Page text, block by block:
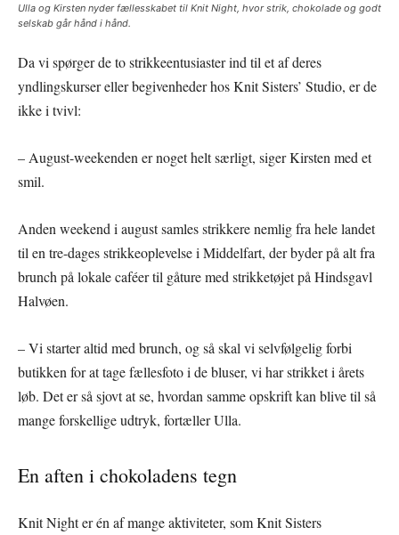
Ulla og Kirsten nyder fællesskabet til Knit Night, hvor strik, chokolade og godt
selskab går hånd i hånd.
Da vi spørger de to strikkeentusiaster ind til et af deres
yndlingskurser eller begivenheder hos Knit Sisters’ Studio, er de
ikke i tvivl:
– August-weekenden er noget helt særligt, siger Kirsten med et
smil.
Anden weekend i august samles strikkere nemlig fra hele landet
til en tre-dages strikkeoplevelse i Middelfart, der byder på alt fra
brunch på lokale caféer til gåture med strikketøjet på Hindsgavl
Halvøen.
– Vi starter altid med brunch, og så skal vi selvfølgelig forbi
butikken for at tage fællesfoto i de bluser, vi har strikket i årets
løb. Det er så sjovt at se, hvordan samme opskrift kan blive til så
mange forskellige udtryk, fortæller Ulla.
En aften i chokoladens tegn
Knit Night er én af mange aktiviteter, som Knit Sisters